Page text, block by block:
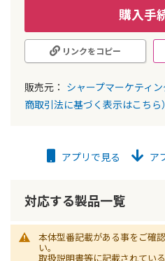
購入手
リンクをコピー
販売元： シャープマーケティ
商取引法に基づく表示はこちら）
アプリで見る ア
対応する製品一覧
本体型番記載がある事をご確
い。
取扱説明書等に記載されてい